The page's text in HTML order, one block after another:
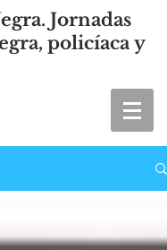
Jornadas
policíaca y